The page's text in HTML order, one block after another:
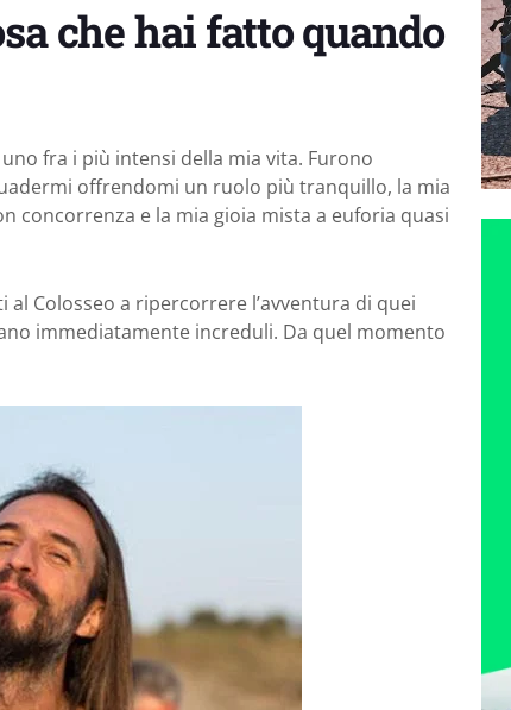
che hai fatto quando
fra i più intensi della mia vita. Furono
offrendomi un ruolo più tranquillo, la mia
concorrenza e la mia gioia mista a euforia quasi
Colosseo a ripercorrere l’avventura di quei
immediatamente increduli. Da quel momento